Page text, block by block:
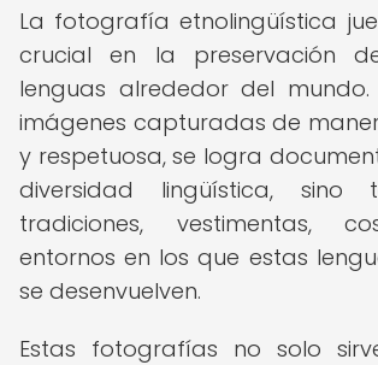
La fotografía etnolingüística
crucial en la preservación
lenguas alrededor del
imágenes capturadas de
y respetuosa, se logra
diversidad lingüística, sino
tradiciones, vestimentas,
entornos en los que estas
se desenvuelven.
Estas fotografías no solo